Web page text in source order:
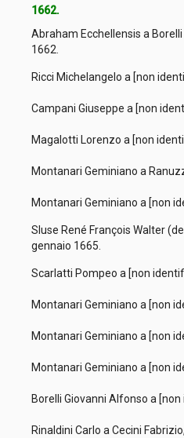
1662.
Abraham Ecchellensis a
1662.
Ricci Michelangelo a [non
Campani Giuseppe a [non
Magalotti Lorenzo a [non
Montanari Geminiano a
Montanari Geminiano a [non
Sluse René François Walter
gennaio 1665.
Scarlatti Pompeo a [non
Montanari Geminiano a [non
Montanari Geminiano a [non
Montanari Geminiano a [non
Borelli Giovanni Alfonso a
Rinaldini Carlo a Cecini